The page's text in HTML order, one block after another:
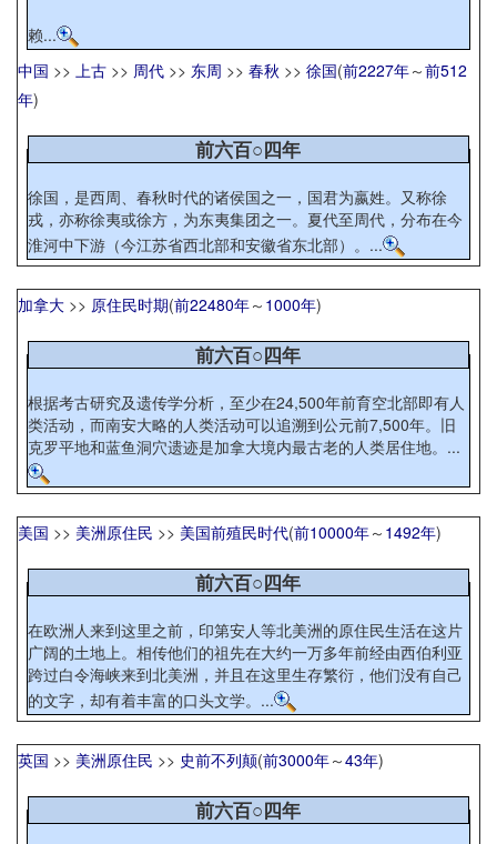
赖...
中国 >> 上古 >> 周代 >> 东周 >> 春秋 >> 徐国(前2227年～前512
年)
前六百○四年
徐国，是西周、春秋时代的诸侯国之一，国君为嬴姓。又称徐
戎，亦称徐夷或徐方，为东夷集团之一。夏代至周代，分布在今
淮河中下游（今江苏省西北部和安徽省东北部）。...
加拿大 >> 原住民时期(前22480年～ 1000年)
前六百○四年
根据考古研究及遗传学分析，至少在24,500年前育空北部即有人
类活动，而南安大略的人类活动可以追溯到公元前7,500年。旧
克罗平地和蓝鱼洞穴遗迹是加拿大境内最古老的人类居住地。...
美国 >> 美洲原住民 >> 美国前殖民时代(前10000年～ 1492年)
前六百○四年
在欧洲人来到这里之前，印第安人等北美洲的原住民生活在这片
广阔的土地上。相传他们的祖先在大约一万多年前经由西伯利亚
跨过白令海峡来到北美洲，并且在这里生存繁衍，他们没有自己
的文字，却有着丰富的口头文学。...
英国 >> 美洲原住民 >> 史前不列颠(前3000年～43年)
前六百○四年